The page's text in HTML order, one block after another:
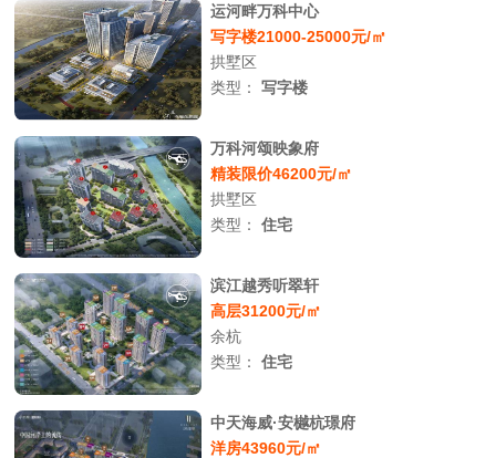
运河畔万科中心
写字楼21000-25000元/㎡
拱墅区
类型：写字楼
万科河颂映象府
精装限价46200元/㎡
拱墅区
类型：住宅
滨江越秀听翠轩
高层31200元/㎡
余杭
类型：住宅
中天海威·安樾杭璟府
洋房43960元/㎡